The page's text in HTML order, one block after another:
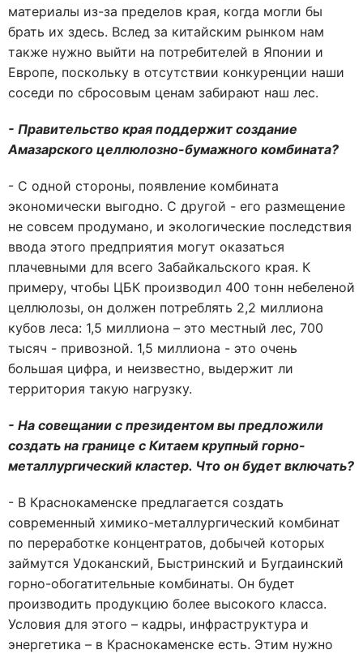
материалы из-за пределов края, когда могли бы
брать их здесь. Вслед за китайским рынком нам
также нужно выйти на потребителей в Японии и
Европе, поскольку в отсутствии конкуренции наши
соседи по сбросовым ценам забирают наш лес.
- Правительство края поддержит создание
Амазарского целлюлозно-бумажного комбината?
- С одной стороны, появление комбината
экономически выгодно. С другой - его размещение
не совсем продумано, и экологические последствия
ввода этого предприятия могут оказаться
плачевными для всего Забайкальского края. К
примеру, чтобы ЦБК производил 400 тонн небеленой
целлюлозы, он должен потреблять 2,2 миллиона
кубов леса: 1,5 миллиона – это местный лес, 700
тысяч - привозной. 1,5 миллиона - это очень
большая цифра, и неизвестно, выдержит ли
территория такую нагрузку.
- На совещании с президентом вы предложили
создать на границе с Китаем крупный горно-
металлургический кластер. Что он будет включать?
- В Краснокаменске предлагается создать
современный химико-металлургический комбинат
по переработке концентратов, добычей которых
займутся Удоканский, Быстринский и Бугдаинский
горно-обогатительные комбинаты. Он будет
производить продукцию более высокого класса.
Условия для этого – кадры, инфраструктура и
энергетика – в Краснокаменске есть. Этим нужно